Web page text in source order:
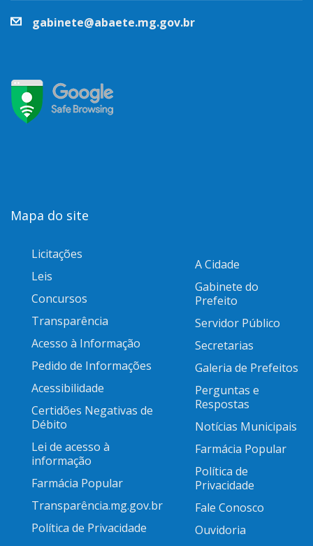
gabinete@abaete.mg.gov.br
Mapa do site
Licitações
Leis
Concursos
Transparência
Acesso à Informação
Pedido de Informações
Acessibilidade
Certidões Negativas de
Débito
Lei de acesso à
informação
Farmácia Popular
Transparência.mg.gov.br
Política de Privacidade
A Cidade
Gabinete do
Prefeito
Servidor Público
Secretarias
Galeria de Prefeitos
Perguntas e
Respostas
Notícias Municipais
Farmácia Popular
Política de
Privacidade
Fale Conosco
Ouvidoria